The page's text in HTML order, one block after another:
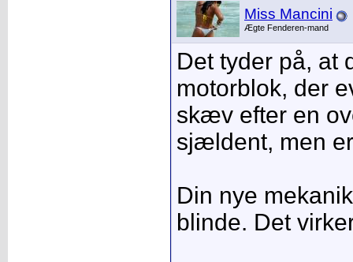
Miss Mancini
Ægte Fenderen-mand
Det tyder på, at
motorblok, der
skæv efter en
sjældent, men
Din nye
blinde. Det